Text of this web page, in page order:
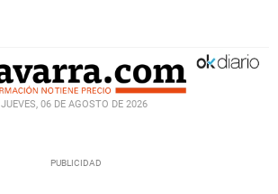
JUEVES, 06 DE AGOSTO DE 2026